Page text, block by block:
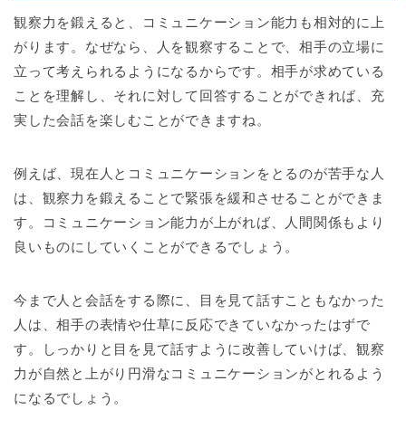
観察力を鍛えると、コミュニケーション能力も相対的に上
がります。なぜなら、人を観察することで、相手の立場に
立って考えられるようになるからです。相手が求めている
ことを理解し、それに対して回答することができれば、充
実した会話を楽しむことができますね。
例えば、現在人とコミュニケーションをとるのが苦手な人
は、観察力を鍛えることで緊張を緩和させることができま
す。コミュニケーション能力が上がれば、人間関係もより
良いものにしていくことができるでしょう。
今まで人と会話をする際に、目を見て話すこともなかった
人は、相手の表情や仕草に反応できていなかったはずで
す。しっかりと目を見て話すように改善していけば、観察
力が自然と上がり円滑なコミュニケーションがとれるよう
になるでしょう。